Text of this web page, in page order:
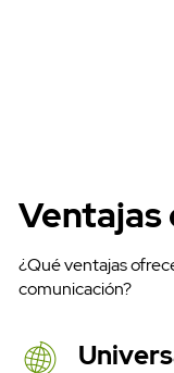
Ventajas
¿Qué ventajas
comunicación?